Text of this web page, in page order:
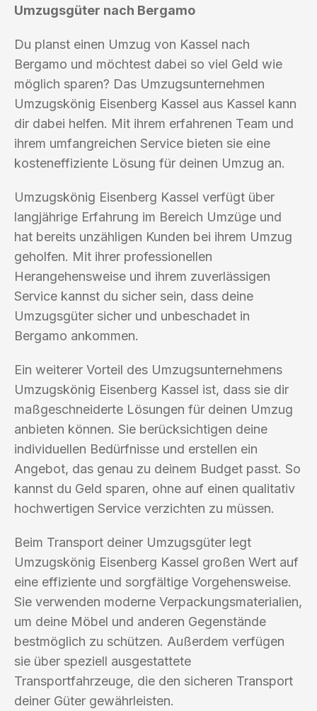
Umzugsgüter nach Bergamo
Du planst einen Umzug von Kassel nach
Bergamo und möchtest dabei so viel Geld wie
möglich sparen? Das Umzugsunternehmen
Umzugskönig Eisenberg Kassel aus Kassel kann
dir dabei helfen. Mit ihrem erfahrenen Team und
ihrem umfangreichen Service bieten sie eine
kosteneffiziente Lösung für deinen Umzug an.
Umzugskönig Eisenberg Kassel verfügt über
langjährige Erfahrung im Bereich Umzüge und
hat bereits unzähligen Kunden bei ihrem Umzug
geholfen. Mit ihrer professionellen
Herangehensweise und ihrem zuverlässigen
Service kannst du sicher sein, dass deine
Umzugsgüter sicher und unbeschadet in
Bergamo ankommen.
Ein weiterer Vorteil des Umzugsunternehmens
Umzugskönig Eisenberg Kassel ist, dass sie dir
maßgeschneiderte Lösungen für deinen Umzug
anbieten können. Sie berücksichtigen deine
individuellen Bedürfnisse und erstellen ein
Angebot, das genau zu deinem Budget passt. So
kannst du Geld sparen, ohne auf einen qualitativ
hochwertigen Service verzichten zu müssen.
Beim Transport deiner Umzugsgüter legt
Umzugskönig Eisenberg Kassel großen Wert auf
eine effiziente und sorgfältige Vorgehensweise.
Sie verwenden moderne Verpackungsmaterialien,
um deine Möbel und anderen Gegenstände
bestmöglich zu schützen. Außerdem verfügen
sie über speziell ausgestattete
Transportfahrzeuge, die den sicheren Transport
deiner Güter gewährleisten.